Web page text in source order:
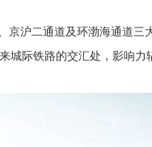
京沪二通道及环渤海通道
城际铁路的交汇处，影响